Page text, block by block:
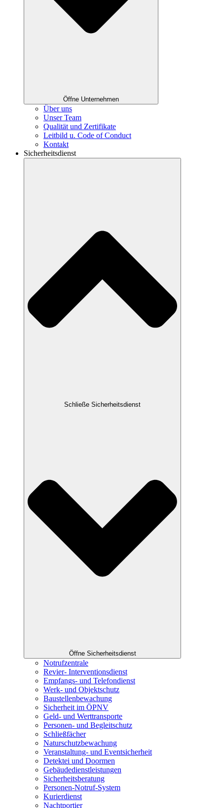
Öffne Unternehmen
Über uns
Unser Team
Qualität und Zertifikate
Leitbild u. Code of Conduct
Kontakt
Sicherheitsdienst
Schließe Sicherheitsdienst
Öffne Sicherheitsdienst
Notrufzentrale
Revier- Interventionsdienst
Empfangs- und Telefondienst
Werk- und Objektschutz
Baustellenbewachung
Sicherheit im ÖPNV
Geld- und Werttransporte
Personen- und Begleitschutz
Schließfächer
Naturschutzbewachung
Veranstaltung- und Eventsicherheit
Detektei und Doormen
Gebäudedienstleistungen
Sicherheitsberatung
Personen-Notruf-System
Kurierdienst
Nachtportier